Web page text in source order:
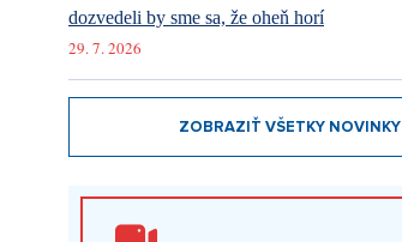
dozvedeli by sme sa, že oheň horí
29. 7. 2026
ZOBRAZIŤ VŠETKY NOVINKY